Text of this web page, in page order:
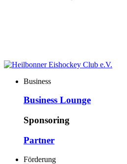
Business
Business Lounge
Sponsoring
Partner
Förderung